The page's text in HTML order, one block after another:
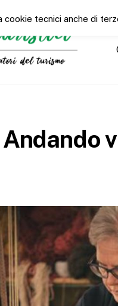
cookie tecnici anche di